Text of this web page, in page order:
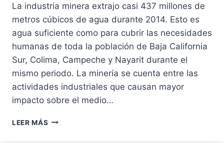
La industria minera extrajo casi 437 millones de
metros cúbicos de agua durante 2014. Esto es
agua suficiente como para cubrir las necesidades
humanas de toda la población de Baja California
Sur, Colima, Campeche y Nayarit durante el
mismo periodo. La minería se cuenta entre las
actividades industriales que causan mayor
impacto sobre el medio…
LEER MÁS CONCESIONES